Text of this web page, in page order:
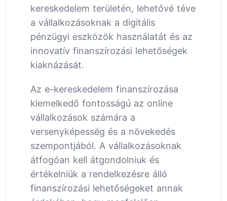
kereskedelem területén, lehetővé téve
a vállalkozásoknak a digitális
pénzügyi eszközök használatát és az
innovatív finanszírozási lehetőségek
kiaknázását.
Az e-kereskedelem finanszírozása
kiemelkedő fontosságú az online
vállalkozások számára a
versenyképesség és a növekedés
szempontjából. A vállalkozásoknak
átfogóan kell átgondolniuk és
értékelniük a rendelkezésre álló
finanszírozási lehetőségeket annak